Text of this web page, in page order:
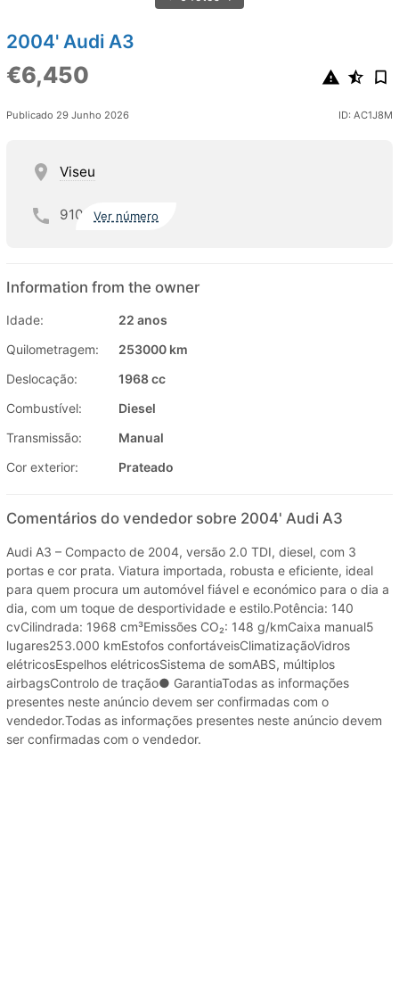
2004' Audi A3
€6,450
Publicado 29 Junho 2026 ID: AC1J8M
Viseu
910 Ver número
Information from the owner
Idade:
22 anos
Quilometragem:
253000 km
Deslocação:
1968 cc
Combustível:
Diesel
Transmissão:
Manual
Cor exterior:
Prateado
Comentários do vendedor sobre 2004' Audi A3
Audi A3 – Compacto de 2004, versão 2.0 TDI, diesel, com 3
portas e cor prata. Viatura importada, robusta e eficiente, ideal
para quem procura um automóvel fiável e económico para o dia a
dia, com um toque de desportividade e estilo.Potência: 140
cvCilindrada: 1968 cm³Emissões CO₂: 148 g/kmCaixa manual5
lugares253.000 kmEstofos confortáveisClimatizaçãoVidros
elétricosEspelhos elétricosSistema de somABS, múltiplos
airbagsControlo de tração● GarantiaTodas as informações
presentes neste anúncio devem ser confirmadas com o
vendedor.Todas as informações presentes neste anúncio devem
ser confirmadas com o vendedor.